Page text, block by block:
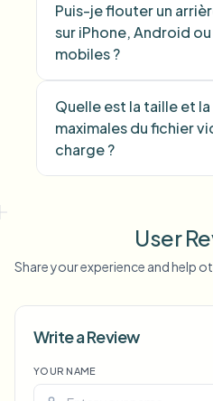
Puis-je flouter un
sur iPhone, Android
mobiles ?
Quelle est la taille et
maximales du fichier
charge ?
Voice Anon
User
Share your experience and help
Write a Review
YOUR NAME